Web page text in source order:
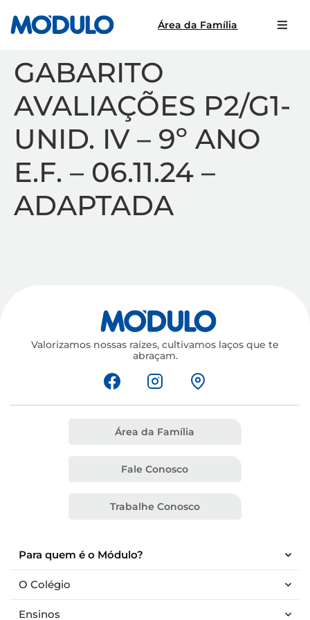
Área da Família
GABARITO
AVALIAÇÕES P2/G1-
UNID. IV – 9º ANO
E.F. – 06.11.24 –
ADAPTADA
Valorizamos nossas raízes, cultivamos laços que te
abraçam.
Para quem é o Módulo?
O Colégio
Ensinos
Área da Família
Fale Conosco
Trabalhe Conosco